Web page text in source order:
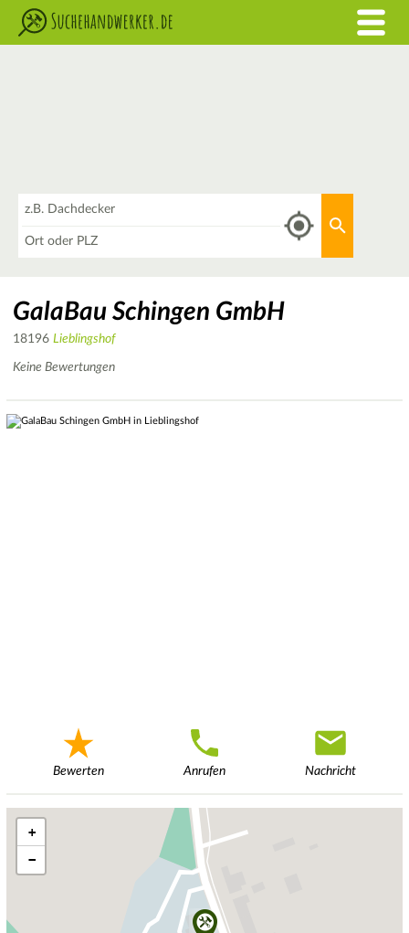
GalaBau Schingen GmbH
18196 Lieblingshof
Keine Bewertungen
Bewerten Anrufen Nachricht
+
−